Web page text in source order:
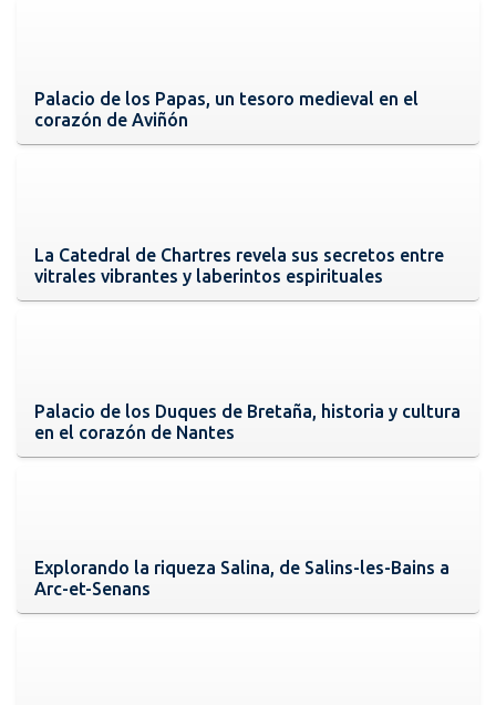
Palacio de los Papas, un tesoro medieval en el
corazón de Aviñón
La Catedral de Chartres revela sus secretos entre
vitrales vibrantes y laberintos espirituales
Palacio de los Duques de Bretaña, historia y cultura
en el corazón de Nantes
Explorando la riqueza Salina, de Salins-les-Bains a
Arc-et-Senans